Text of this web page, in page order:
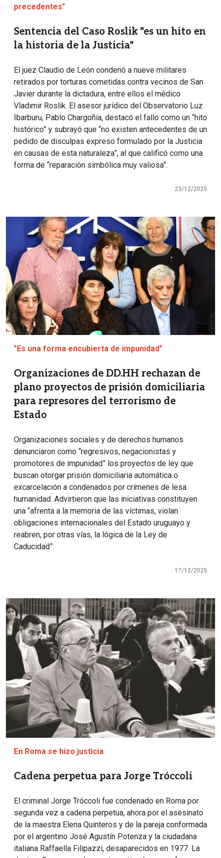
precedentes"
Sentencia del Caso Roslik "es un hito en
la historia de la Justicia"
El juez Claudio de León condenó a nueve militares
retirados por torturas cometidas contra vecinos de San
Javier durante la dictadura, entre ellos el médico
Vladimir Roslik. El asesor jurídico del Observatorio Luz
Ibarburu, Pablo Chargoñia, destacó el fallo como un “hito
histórico” y subrayó que “no existen antecedentes de un
pedido de disculpas expreso formulado por la Justicia
en causas de esta naturaleza”, al que calificó como una
forma de “reparación simbólica muy valiosa”.
23/12/2025
Imagen
"Es una forma encubierta de impunidad"
Organizaciones de DD.HH rechazan de
plano proyectos de prisión domiciliaria
para represores del terrorismo de
Estado
Organizaciones sociales y de derechos humanos
denunciaron como “regresivos, negacionistas y
promotores de impunidad” los proyectos de ley que
buscan otorgar prisión domiciliaria automática o
excarcelación a condenados por crímenes de lesa
humanidad. Advirtieron que las iniciativas constituyen
una “afrenta a la memoria de las víctimas, violan
obligaciones internacionales del Estado uruguayo y
reabren, por otras vías, la lógica de la Ley de
Caducidad”.
17/12/2025
Imagen
En Roma se hizo justicia
Cadena perpetua para Jorge Tróccoli
El criminal Jorge Tróccoli fue condenado en Roma por
segunda vez a cadena perpetua, ahora por el asesinato
de la maestra Elena Quinteros y de la pareja conformada
por el argentino José Agustín Potenza y la ciudadana
italiana Raffaella Filipazzi, desaparecidos en 1977. La